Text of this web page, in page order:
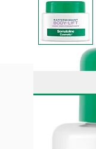
Grâce à son